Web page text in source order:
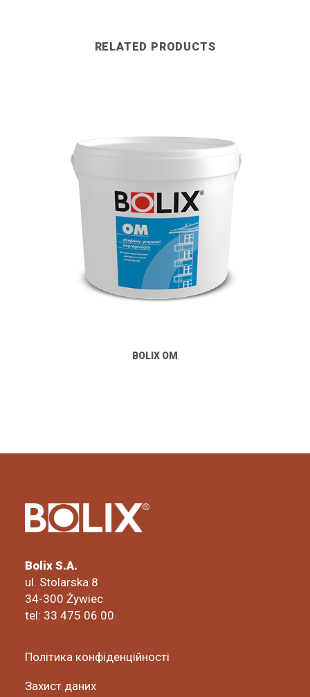
RELATED PRODUCTS
BOLIX OM
Bolix S.A.
ul. Stolarska 8
34-300 Żywiec
tel: 33 475 06 00
Політика конфіденційності
Захист даних